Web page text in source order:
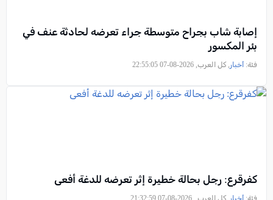
إصابة شاب بجراح متوسطة جراء تعرضه لحادثة عنف في
بئر المكسور
فئة: أخبار , كل العرب, 2026-08-07 22:55:05
كفرقرع: رجل بحالة خطيرة إثر تعرضه للدغة أفعى
فئة: أخبار , كل العرب , 2026-08-07 21:32:59